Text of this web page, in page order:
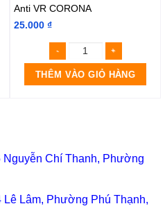
Anti VR CORONA
25.000 ₫
THÊM VÀO GIỎ HÀNG
Nguyễn Chí Thanh, Phường
Lê Lâm, Phường Phú Thạnh,